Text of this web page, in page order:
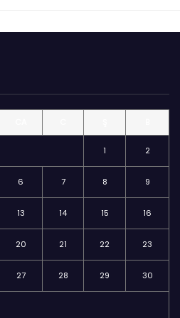
1 2
6 7 8 9
13 14 15 16
20 21 22 23
27 28 29 30